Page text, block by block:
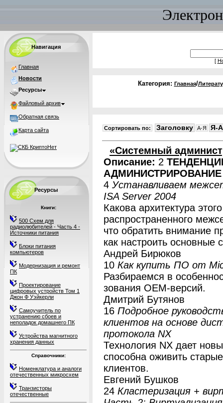
Навигация
Главная
Новости
Ресурсы
Файловый архив
Обратная связь
Карта сайта
Ресурсы
Книги:
500 Схем для
радиолюбителей - Часть 4 -
Источники питания
Блоки питания
компьютеров
Модернизация и ремонт
ПК
Проектирование
цифровых устройств Том 1
Джон Ф Уэйкерли
Самоучитель по
устранению сбоев и
неполадок домашнего ПК
Устройства магнитного
хранения данных
Справочники:
Номенклатура и аналоги
отечественных микросхем
Транзисторы
отечественные
[
Категория: Главная/
Сортировать по: Заголовку A-Я Я-A
«Системный
Описание: 2
АДМИНИСТРИРОВАНИЕ
4 Устанавливаем
ISA Server 2004
Какова архитектура этого
распространенного
что обратить внимание
как настроить основные
Андрей Бирюков
10 Как купить ПО от
Разбираемся в
зования OEM-версий.
Дмитрий Бутянов
16 Подробное
клиентов на основе
протокола NX
Технология NX дает
способна оживить
клиентов.
Евгений Бушков
24 Кластеризация +